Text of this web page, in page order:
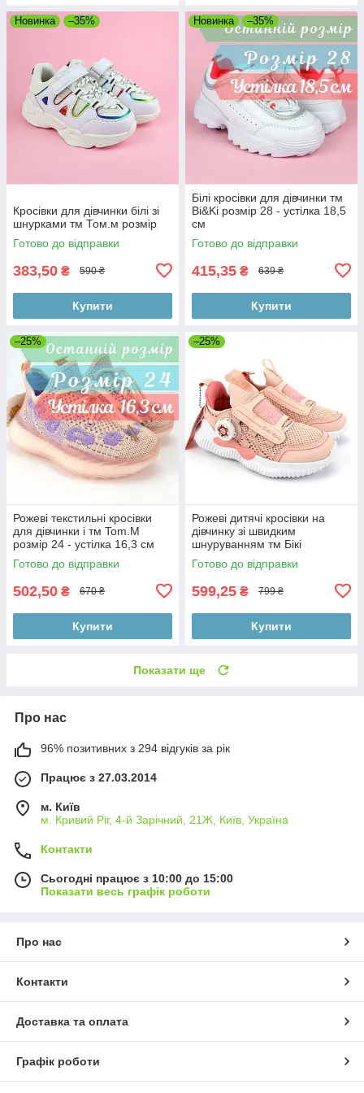
Новинка –35%
Кросівки для дівчинки білі зі
шнурками тм Том.м розмір
Готово до відправки
383,50 ₴ 590 ₴
Купити
Новинка –35%
Білі кросівки для дівчинки тм
Bi&Ki розмір 28 - устілка 18,5
см
Готово до відправки
415,35 ₴ 639 ₴
Купити
–25%
Рожеві текстильні кросівки
для дівчинки і тм Tom.M
розмір 24 - устілка 16,3 см
Готово до відправки
502,50 ₴ 670 ₴
Купити
–25%
Рожеві дитячі кросівки на
дівчинку зі швидким
шнуруванням тм Бікі
Готово до відправки
599,25 ₴ 799 ₴
Купити
Показати ще
Про нас
96% позитивних з 294 відгуків за рік
Працює з 27.03.2014
м. Київ
м. Кривий Ріг, 4-й Зарічний, 21Ж, Київ, Україна
Контакти
Сьогодні працює з 10:00 до 15:00
Показати весь графік роботи
Про нас
Контакти
Доставка та оплата
Графік роботи